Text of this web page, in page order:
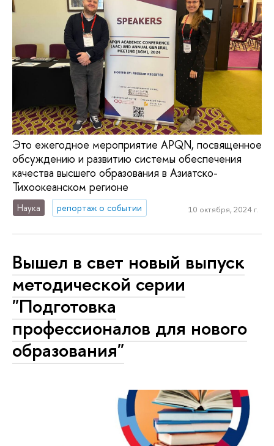
Это ежегодное мероприятие APQN, посвященное
обсуждению и развитию системы обеспечения
качества высшего образования в Азиатско-
Тихоокеанском регионе
Наука репортаж о событии 10 октября, 2024 г.
Вышел в свет новый выпуск
методической серии
"‎Подготовка
профессионалов для нового
образования"‎